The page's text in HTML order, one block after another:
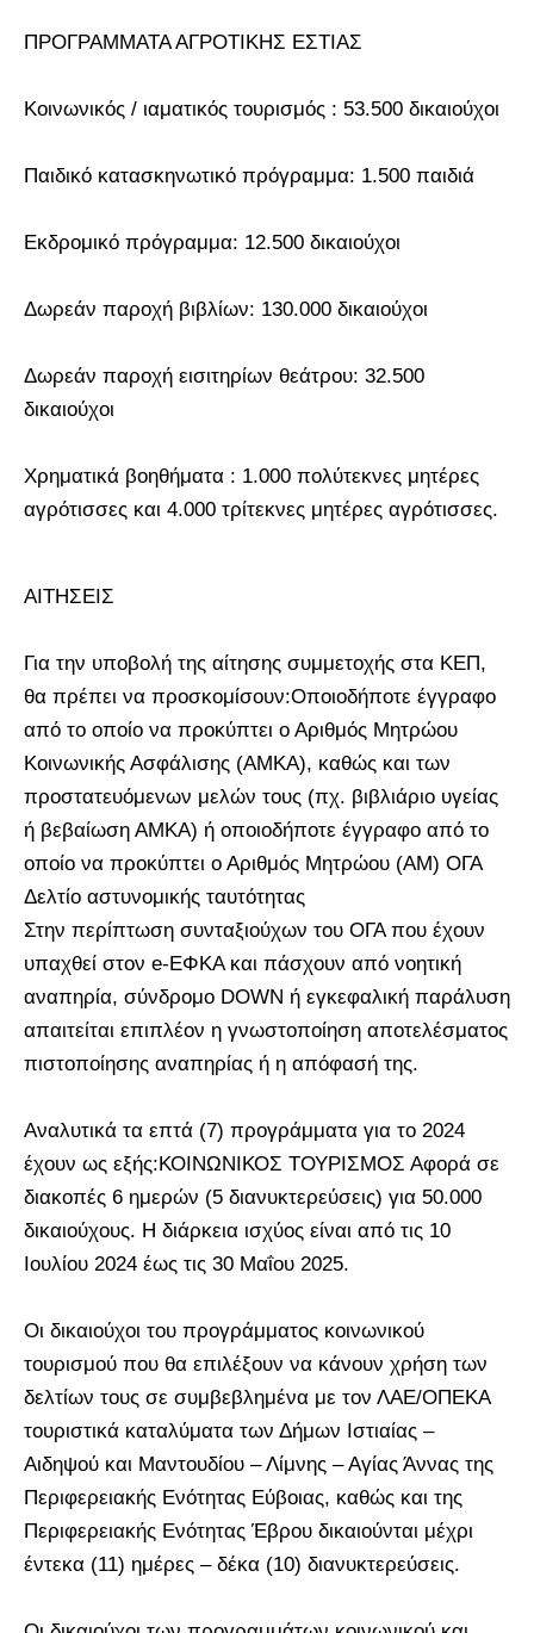
ΠΡΟΓΡΑΜΜΑΤΑ ΑΓΡΟΤΙΚΗΣ ΕΣΤΙΑΣ
Κοινωνικός / ιαματικός τουρισμός : 53.500 δικαιούχοι
Παιδικό κατασκηνωτικό πρόγραμμα: 1.500 παιδιά
Εκδρομικό πρόγραμμα: 12.500 δικαιούχοι
Δωρεάν παροχή βιβλίων: 130.000 δικαιούχοι
Δωρεάν παροχή εισιτηρίων θεάτρου: 32.500
δικαιούχοι
Χρηματικά βοηθήματα : 1.000 πολύτεκνες μητέρες
αγρότισσες και 4.000 τρίτεκνες μητέρες αγρότισσες.
ΑΙΤΗΣΕΙΣ
Για την υποβολή της αίτησης συμμετοχής στα ΚΕΠ,
θα πρέπει να προσκομίσουν:Οποιοδήποτε έγγραφο
από το οποίο να προκύπτει ο Αριθμός Μητρώου
Κοινωνικής Ασφάλισης (ΑΜΚΑ), καθώς και των
προστατευόμενων μελών τους (πχ. βιβλιάριο υγείας
ή βεβαίωση ΑΜΚΑ) ή οποιοδήποτε έγγραφο από το
οποίο να προκύπτει ο Αριθμός Μητρώου (ΑΜ) ΟΓΑ
Δελτίο αστυνομικής ταυτότητας
Στην περίπτωση συνταξιούχων του ΟΓΑ που έχουν
υπαχθεί στον e-ΕΦΚΑ και πάσχουν από νοητική
αναπηρία, σύνδρομο DOWN ή εγκεφαλική παράλυση
απαιτείται επιπλέον η γνωστοποίηση αποτελέσματος
πιστοποίησης αναπηρίας ή η απόφασή της.
Αναλυτικά τα επτά (7) προγράμματα για το 2024
έχουν ως εξής:ΚΟΙΝΩΝΙΚΟΣ ΤΟΥΡΙΣΜΟΣ Αφορά σε
διακοπές 6 ημερών (5 διανυκτερεύσεις) για 50.000
δικαιούχους. Η διάρκεια ισχύος είναι από τις 10
Ιουλίου 2024 έως τις 30 Μαΐου 2025.
Οι δικαιούχοι του προγράμματος κοινωνικού
τουρισμού που θα επιλέξουν να κάνουν χρήση των
δελτίων τους σε συμβεβλημένα με τον ΛΑΕ/ΟΠΕΚΑ
τουριστικά καταλύματα των Δήμων Ιστιαίας –
Αιδηψού και Μαντουδίου – Λίμνης – Αγίας Άννας της
Περιφερειακής Ενότητας Εύβοιας, καθώς και της
Περιφερειακής Ενότητας Έβρου δικαιούνται μέχρι
έντεκα (11) ημέρες – δέκα (10) διανυκτερεύσεις.